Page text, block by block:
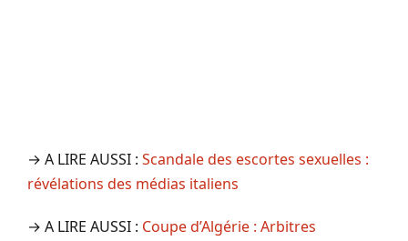
→ A LIRE AUSSI : Scandale des escortes sexuelles :
révélations des médias italiens
→ A LIRE AUSSI : Coupe d’Algérie : Arbitres